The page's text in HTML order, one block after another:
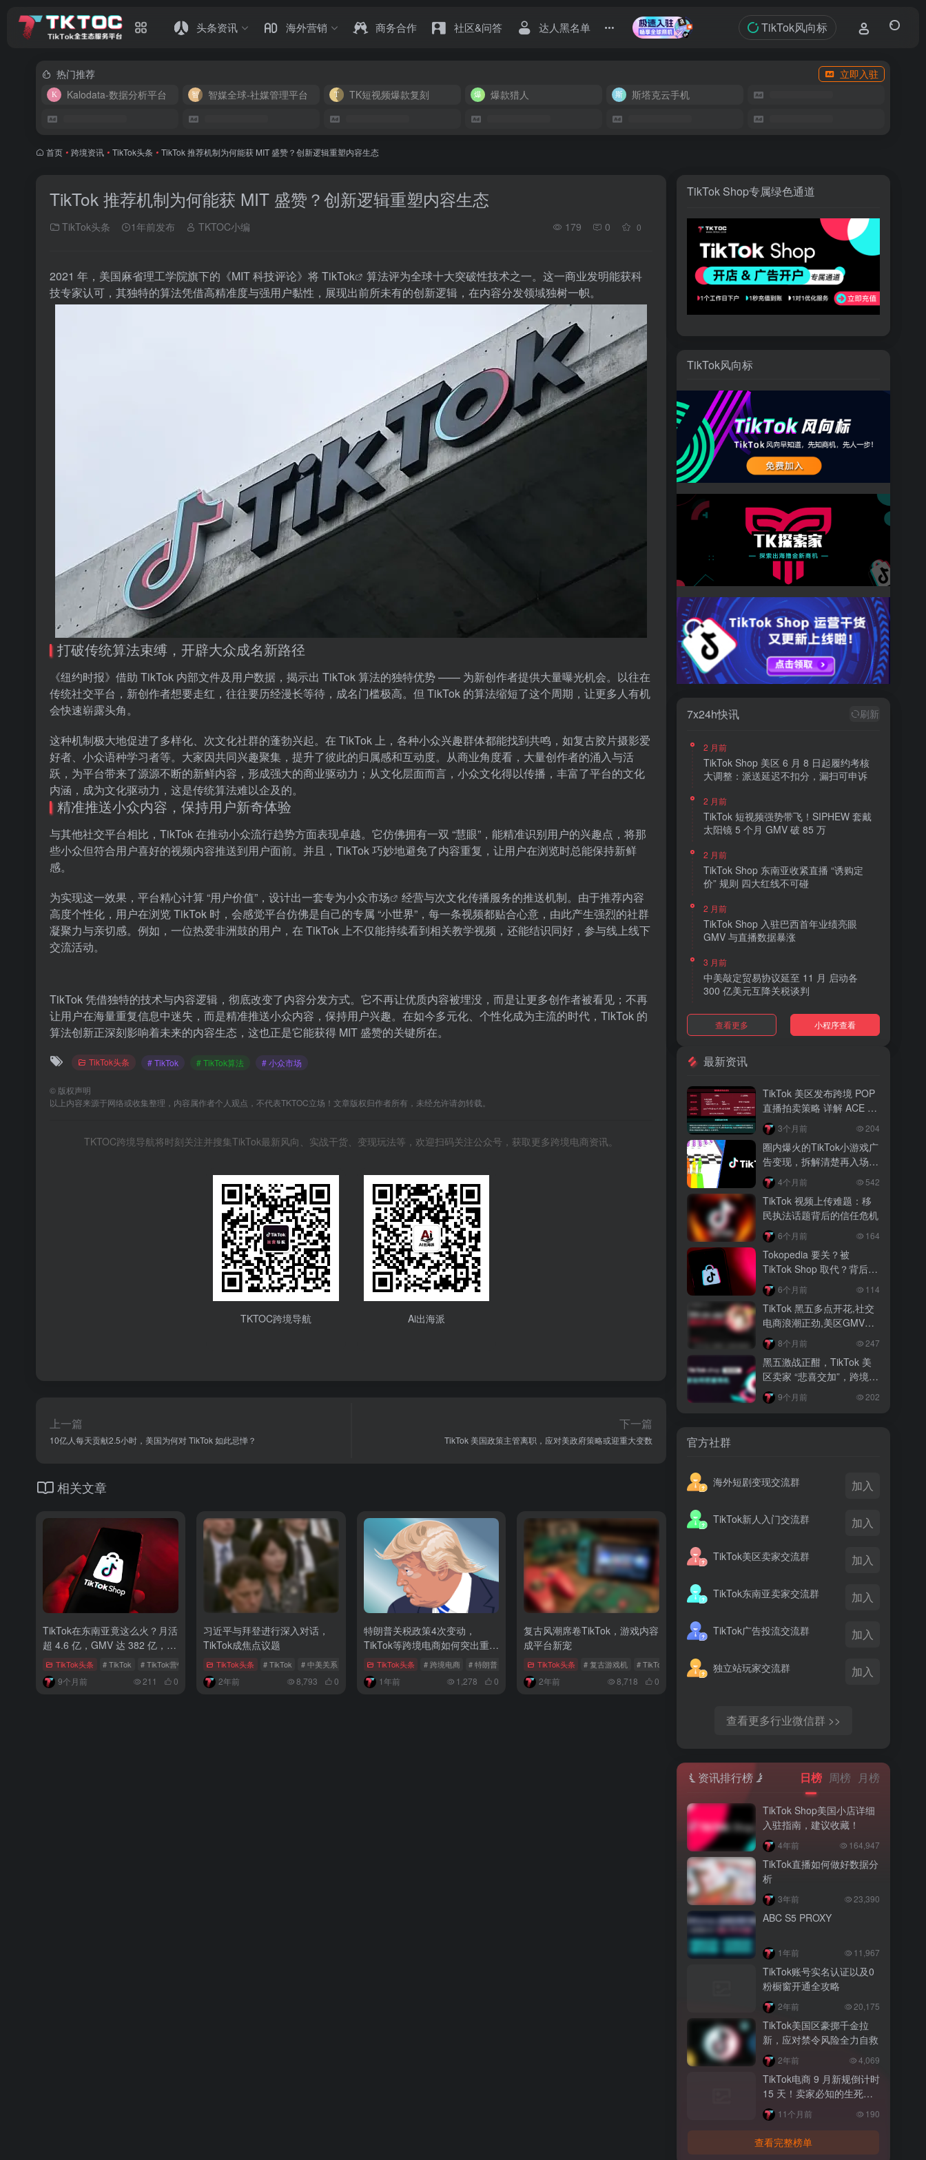
头条资讯 海外营销 商务合作 社区&问答 达人黑名单 TikTok风向标
热门推荐
立即入驻
Kalodata-数据分析平台
智媒全球-社媒管理平台 TK短视频爆款复刻 爆款猎人 斯塔克云手机
首页 • 跨境资讯 • TikTok头条 • TikTok 推荐机制为何能获 MIT 盛赞？创新逻辑重塑内容生态
TikTok 推荐机制为何能获 MIT 盛赞？创新逻辑重塑内容生态
TikTok头条 1年前发布 TKTOC小编 179 0 0
2021 年，美国麻省理工学院旗下的《MIT 科技评论》将 TikTok
算法评为全球十大突破性技术之一。这一商业发明能获科
技专家认可，其独特的算法凭借高精准度与强用户黏性，展现出前所未有的创新逻辑，在内容分发领域独树一帜。
打破传统算法束缚，开辟大众成名新路径
《纽约时报》借助 TikTok 内部文件及用户数据，揭示出 TikTok 算法的独特优势 —— 为新创作者提供大量曝光机会。以往在
传统社交平台，新创作者想要走红，往往要历经漫长等待，成名门槛极高。但 TikTok 的算法缩短了这个周期，让更多人有机
会快速崭露头角。
这种机制极大地促进了多样化、次文化社群的蓬勃兴起。在 TikTok 上，各种小众兴趣群体都能找到共鸣，如复古胶片摄影爱
好者、小众语种学习者等。大家因共同兴趣聚集，提升了彼此的归属感和互动度。从商业角度看，大量创作者的涌入与活
跃，为平台带来了源源不断的新鲜内容，形成强大的商业驱动力；从文化层面而言，小众文化得以传播，丰富了平台的文化
内涵，成为文化驱动力，这是传统算法难以企及的。
精准推送小众内容，保持用户新奇体验
与其他社交平台相比，TikTok 在推动小众流行趋势方面表现卓越。它仿佛拥有一双 “慧眼”，能精准识别用户的兴趣点，将那
些小众但符合用户喜好的视频内容推送到用户面前。并且，TikTok 巧妙地避免了内容重复，让用户在浏览时总能保持新鲜
感。
为实现这一效果，平台精心计算 “用户价值”，设计出一套专为小众市场
经营与次文化传播服务的推送机制。由于推荐内容
高度个性化，用户在浏览 TikTok 时，会感觉平台仿佛是自己的专属 “小世界”，每一条视频都贴合心意，由此产生强烈的社群
凝聚力与亲切感。例如，一位热爱非洲鼓的用户，在 TikTok 上不仅能持续看到相关教学视频，还能结识同好，参与线上线下
交流活动。
TikTok 凭借独特的技术与内容逻辑，彻底改变了内容分发方式。它不再让优质内容被埋没，而是让更多创作者被看见；不再
让用户在海量重复信息中迷失，而是精准推送小众内容，保持用户兴趣。在如今多元化、个性化成为主流的时代，TikTok 的
算法创新正深刻影响着未来的内容生态，这也正是它能获得 MIT 盛赞的关键所在。
TikTok头条 # TikTok # TikTok算法 # 小众市场
© 版权声明
以上内容来源于网络或收集整理，内容属作者个人观点，不代表TKTOC立场！文章版权归作者所有，未经允许请勿转载。
TKTOC跨境导航将时刻关注并搜集TikTok最新风向、实战干货、变现玩法等，欢迎扫码关注公众号，获取更多跨境电商资讯。
TKTOC跨境导航 Ai出海派
上一篇
10亿人每天贡献2.5小时，美国为何对 TikTok 如此忌惮？
下一篇
TikTok 美国政策主管离职，应对美政府策略或迎重大变数
相关文章
TikTok在东南亚竟这么火？月活
超 4.6 亿，GMV 达 382 亿，还
有超多惊喜玩法
TikTok头条 # TikTok # TikTok营销 # 东南亚电商
9个月前 211 0
习近平与拜登进行深入对话，
TikTok成焦点议题
TikTok头条 # TikTok # 中美关系
2年前 8,793 0
特朗普关税政策4次变动，
TikTok等跨境电商如何突出重
围？TikTok头条 # 跨境电商 # 特朗普 # TikTok美区卖家
1年前 1,278 0
复古风潮席卷TikTok，游戏内容
成平台新宠
TikTok头条 # 复古游戏机 # TikTok游戏视频 # 用户互动
2年前 8,718 0
TikTok Shop专属绿色通道
TikTok风向标
7x24h快讯 刷新
2 月前
TikTok Shop 美区 6 月 8 日起履约考核
大调整：派送延迟不扣分，漏扫可申诉
2 月前
TikTok 短视频强势带飞！SIPHEW 套戴
太阳镜 5 个月 GMV 破 85 万
2 月前
TikTok Shop 东南亚收紧直播 “诱购定
价” 规则 四大红线不可碰
2 月前
TikTok Shop 入驻巴西首年业绩亮眼
GMV 与直播数据暴涨
3 月前
中美敲定贸易协议延至 11 月 启动各
300 亿美元互降关税谈判
3 月前
TikTok Shop 上线 “三日达” 标签 履约
3 月前
AI 购物代理化趋势明显 30% 美国消费
者接受 AI 代下单
3 月前
TikTok Shop 爱尔兰全面开放入驻 本土
品牌可零门槛开店
3 月前
音乐节降噪耳塞风靡欧美 DTC 品牌单日
营收突破 200 万元
3 月前
越南监管出手核查Shopee、TikTok
Shop涨价行为，佣金调整遭调查
3 月前
TikTok Shop 印尼推出出海项目 助力本
土品牌开拓东南亚市场
TikTok Shop 英美周榜出炉 美妆家居成
两大热销主力
查看更多 小程序查看
最新资讯
TikTok 美区发布跨境 POP
直播拍卖策略 详解 ACE 选
品与三大拍卖机制
3个月前 204
圈内爆火的TikTok小游戏广
告变现，拆解清楚再入场，
别盲目跟风
4个月前 542
TikTok 视频上传难题：移
民执法话题背后的信任危机
6个月前 164
Tokopedia 要关？被
TikTok Shop 取代？背后真
相大揭秘！
6个月前 114
TikTok 黑五多点开花,社交
电商浪潮正劲,美区GMV突
破35亿8个月前 247
黑五激战正酣，TikTok 美
区卖家 “悲喜交加”，跨境电
商路在何方？
9个月前 202
官方社群
海外短剧变现交流群 加入
TikTok新人入门交流群 加入
TikTok美区卖家交流群 加入
TikTok东南亚卖家交流群 加入
TikTok广告投流交流群 加入
独立站玩家交流群 加入
查看更多行业微信群 >>
资讯排行榜 日榜 周榜 月榜
TikTok Shop美国小店详细
入驻指南，建议收藏！
4年前 164,947
TikTok直播如何做好数据分
析
3年前 23,390
ABC S5 PROXY
1年前 11,967
TikTok账号实名认证以及0
粉橱窗开通全攻略
2年前 20,175
TikTok美国区豪掷千金拉
新，应对禁令风险全力自救
2年前 4,069
TikTok电商 9 月新规倒计时
15 天！卖家必知的生死线
与自救指南
11个月前 190
查看完整榜单